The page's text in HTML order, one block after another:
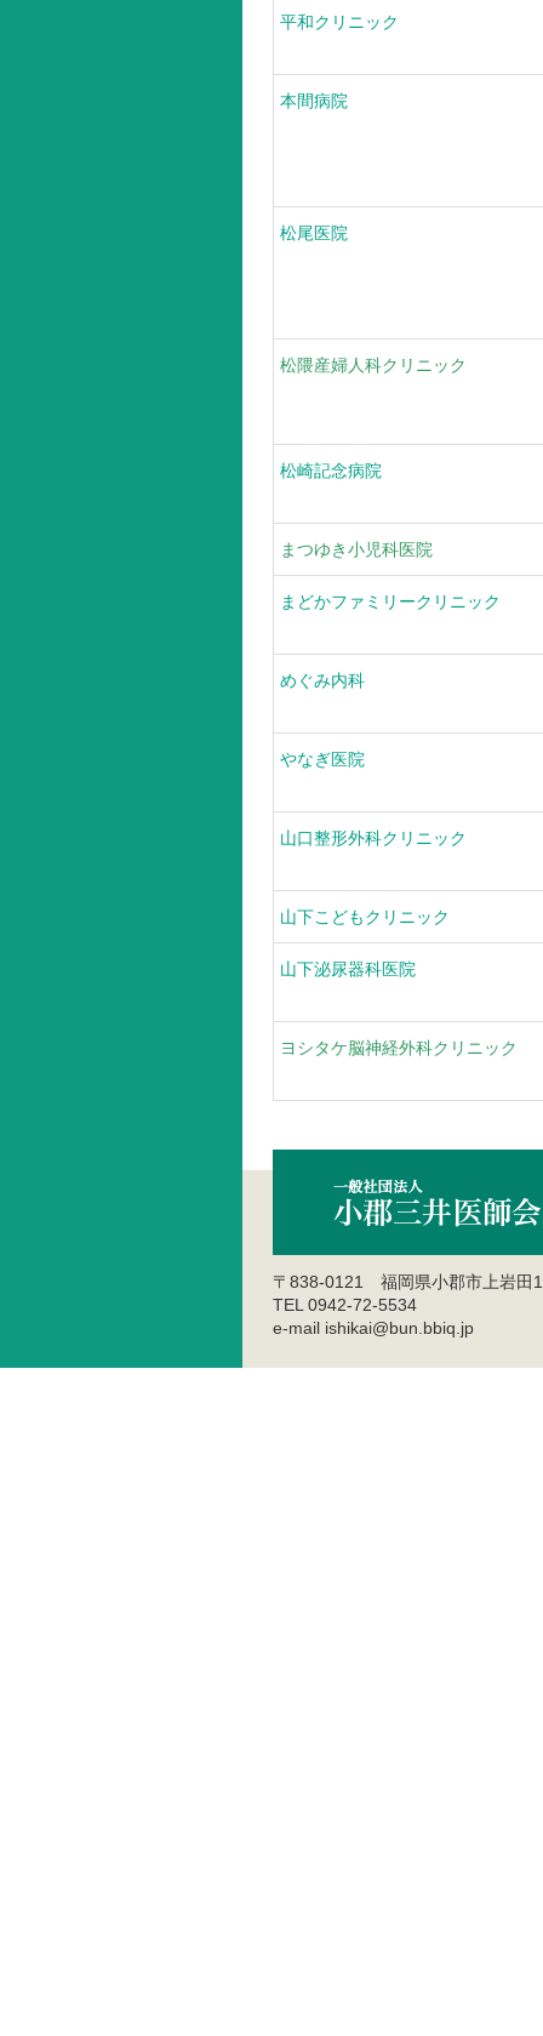
平和クリニック
本間病院
松尾医院
松隈産婦人科クリニック
松崎記念病院
まつゆき小児科医院
まどかファミリークリニック
めぐみ内科
やなぎ医院
山口整形外科クリニック
山下こどもクリニック
山下泌尿器科医院
ヨシタケ脳神経外科クリニック
〒838-0121 福岡県小郡市上岩田
TEL 0942-72-5534
e-mail ishikai@bun.bbiq.jp